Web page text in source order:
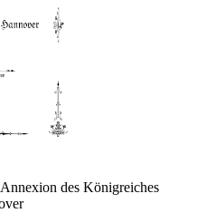
des Königreiches